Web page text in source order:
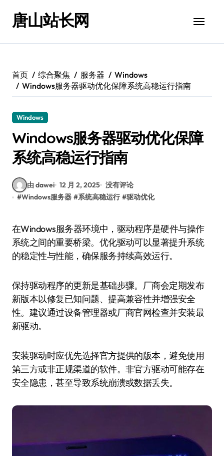
唐山站长网
首页 综合聚焦 服务器
Windows
Windows服务器驱动优化保障系统高稳运行指南
Windows
Windows服务器驱动优化保障
系统高稳运行指南
由 dawei 12 月 2, 2025 没有评论
#Windows服务器 #系统高稳运行 #驱动优化
在Windows服务器环境中，驱动程序是硬件与操作
系统之间的重要桥梁。优化驱动可以显著提升系统
的稳定性与性能，确保服务持续高效运行。
保持驱动程序的更新是基础步骤。厂商会定期发布
新版本以修复已知问题、提高兼容性并增强安全
性。建议通过设备管理器或厂商官网检查并安装最
新驱动。
安装驱动时应优先选择官方提供的版本，避免使用
第三方或非正规渠道的软件。非官方驱动可能存在
安全隐患，甚至导致系统崩溃或数据丢失。